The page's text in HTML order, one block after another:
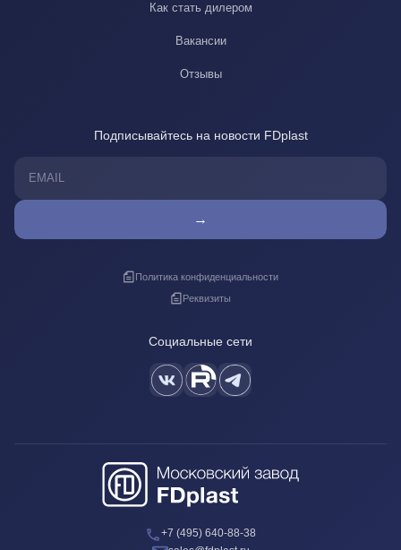
Как стать дилером
Вакансии
Отзывы
Подписывайтесь на новости FDplast
→
Политика конфиденциальности
Реквизиты
Социальные сети
+7 (495) 640-88-38